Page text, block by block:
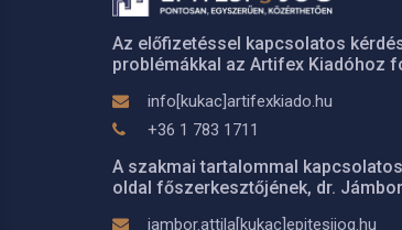
Az előfizetéssel kapcsolatos
problémákkal az Artifex Kiadóhoz
info[kukac]artifexkiado.hu
+36 1 783 1711
A szakmai tartalommal
oldal főszerkesztőjének, dr.
jambor.attila[kukac]epitesijog.hu